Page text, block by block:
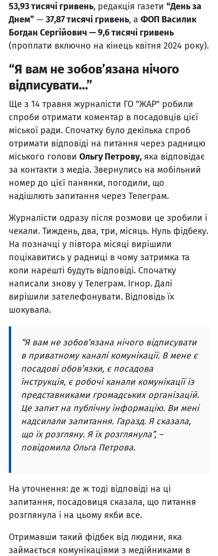
53,93 тисячі гривень, редакція газети “День за
Днем” — 37,87 тисячі гривень, а ФОП Василик
Богдан Сергійович — 9,6 тисячі гривень
(проплати включно на кінець квітня 2024 року).
“Я вам не зобов’язана нічого
відписувати…”
Ще з 14 травня журналісти ГО "ЖАР" робили
спроби отримати коментар в посадовців цієї
міської ради. Спочатку було декілька спроб
отримати відповіді на питання через радницю
міського голови Ольгу Петрову, яка відповідає
за контакти з медіа. Звернулись на мобільний
номер до цієї панянки, погодили, що
надішлють запитання через Телеграм.
Журналісти одразу після розмови це зробили і
чекали. Тиждень, два, три, місяць. Нуль фідбеку.
На позначці у півтора місяці вирішили
поцікавитись у радниці в чому затримка та
коли нарешті будуть відповіді. Спочатку
написали знову у Телеграм. Ігнор. Далі
вирішили зателефонувати. Відповідь їх
шокувала.
“Я вам не зобов’язана нічого відписувати
в приватному каналі комунікації. В мене є
посадові обов’язки, є посадова
інструкція, є робочі канали комунікації із
представниками громадських організацій.
Це запит на публічну інформацію. Ви мені
надсилали запитання. Гаразд. Я сказала,
що їх розгляну. Я їх розглянула”, –
повідомила Ольга Петрова.
На уточнення: де ж тоді відповіді на ці
запитання, посадовиця сказала, що питання
розглянула і на цьому якби все.
Отримавши такий фідбек від людини, яка
займається комунікаціями з медійниками в